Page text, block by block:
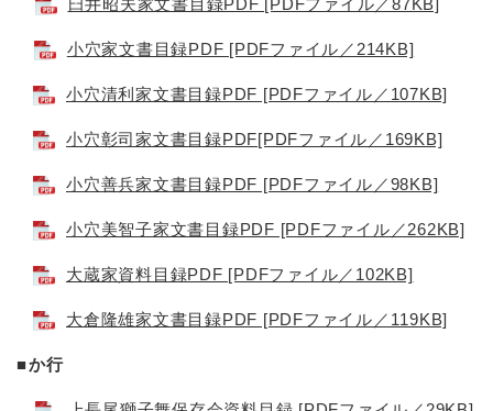
小穴家文書目録PDF [PDFファイル／214KB]
小穴清利家文書目録PDF [PDFファイル／107KB]
小穴彰司家文書目録PDF[PDFファイル／169KB]
小穴善兵家文書目録PDF [PDFファイル／98KB]
小穴美智子家文書目録PDF [PDFファイル／262KB]
大蔵家資料目録PDF [PDFファイル／102KB]
大倉隆雄家文書目録PDF [PDFファイル／119KB]
■か行